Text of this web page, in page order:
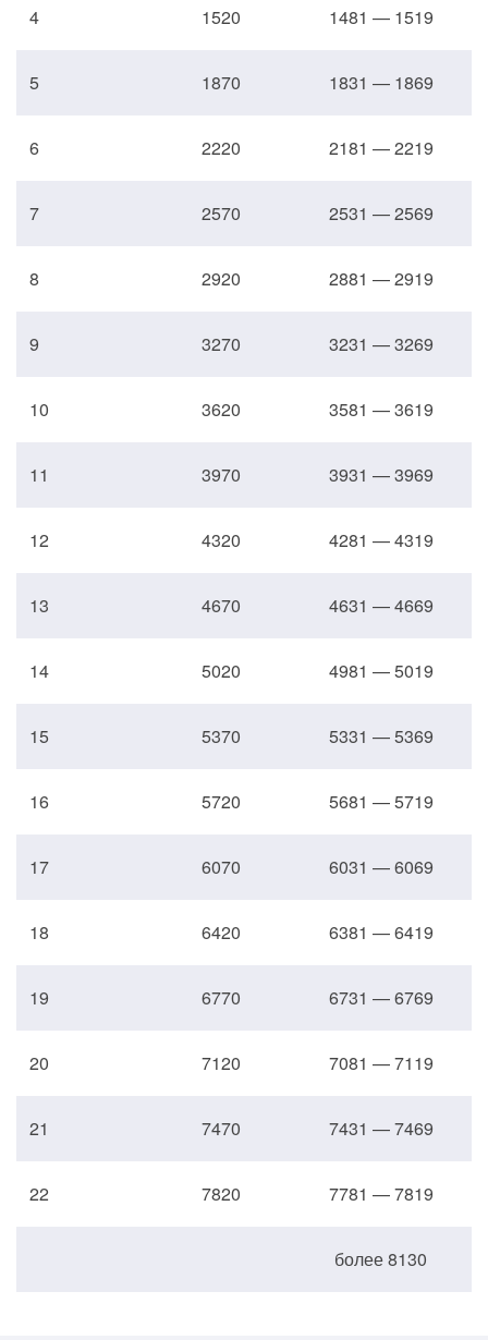
4 1520 1481 — 1519
5 1870 1831 — 1869
6 2220 2181 — 2219
7 2570 2531 — 2569
8 2920 2881 — 2919
9 3270 3231 — 3269
10 3620 3581 — 3619
11 3970 3931 — 3969
12 4320 4281 — 4319
13 4670 4631 — 4669
14 5020 4981 — 5019
15 5370 5331 — 5369
16 5720 5681 — 5719
17 6070 6031 — 6069
18 6420 6381 — 6419
19 6770 6731 — 6769
20 7120 7081 — 7119
21 7470 7431 — 7469
22 7820 7781 — 7819
более 8130